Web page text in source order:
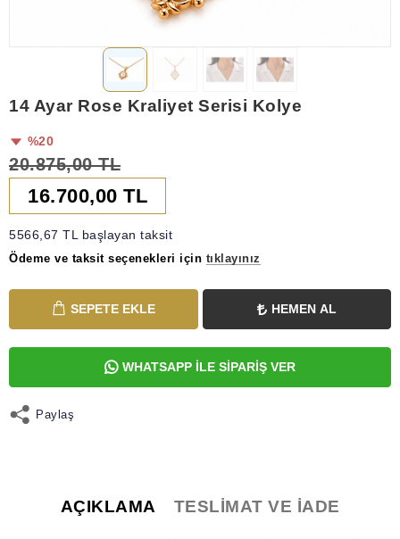
14 Ayar Rose Kraliyet Serisi Kolye
%20
20.875,00 TL
16.700,00 TL
5566,67 TL başlayan taksit
Ödeme ve taksit seçenekleri için tıklayınız
SEPETE EKLE HEMEN AL
WHATSAPP İLE SİPARİŞ VER
Paylaş
AÇIKLAMA TESLIMAT VE İADE